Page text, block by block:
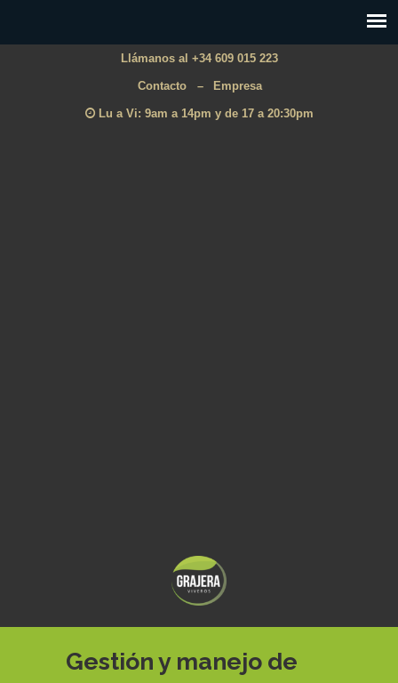
Llámanos al +34 609 015 223
Contacto – Empresa
Lu a Vi: 9am a 14pm y de 17 a 20:30pm
Gestión y manejo de